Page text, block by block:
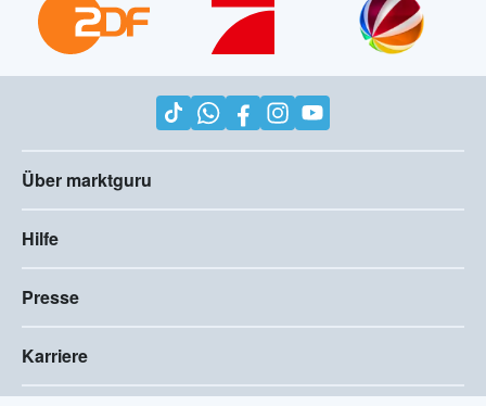
Über marktguru
Hilfe
Presse
Karriere